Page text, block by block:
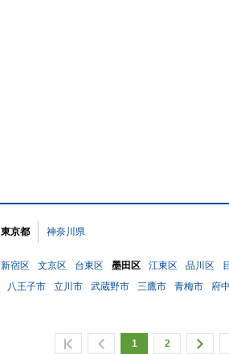
東京都 神奈川県
新宿区 文京区 台東区 墨田区 江東区 品川区
八王子市 立川市 武蔵野市 三鷹市 青梅市 府
1
2